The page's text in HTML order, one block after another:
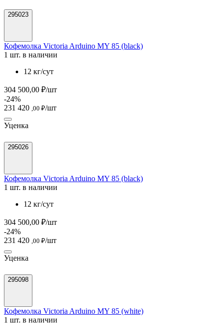
295023
Кофемолка Victoria Arduino MY 85 (black)
1 шт. в наличии
12 кг/сут
304 500,00 ₽/шт
-24%
231 420 ,00 ₽/шт
Уценка
295026
Кофемолка Victoria Arduino MY 85 (black)
1 шт. в наличии
12 кг/сут
304 500,00 ₽/шт
-24%
231 420 ,00 ₽/шт
Уценка
295098
Кофемолка Victoria Arduino MY 85 (white)
1 шт. в наличии